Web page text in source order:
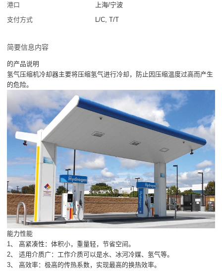
港口
上海/宁波
支付方式
L/C, T/T
简要信息内容
的产品说明
氢气压缩机冷却器主要将压缩氢气进行冷却，防止因压缩温度过高而产生
的危险。
能力性能
1、 高紧凑性：体积小，重量轻，节省空间。
2、 适用介质广：工作介质可以是水、冰河冷媒、氢气等。
3、 高效率：极高的传热系数，实现最高的换热效率。